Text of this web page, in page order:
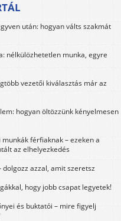
után: hogyan válts szakmát
nélkülözhetetlen munka, egyre
vezetői kiválasztás már az
hogyan öltözzünk kényelmesen
munkák férfiaknak – ezeken a
az elhelyezkedés
dolgozz azzal, amit szeretsz
hogy jobb csapat legyetek!
és buktatói – mire figyelj